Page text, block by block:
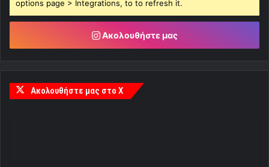
options page > Integrations, to to refresh it.
Ακολουθήστε μας
Ακολουθήστε μας στο X